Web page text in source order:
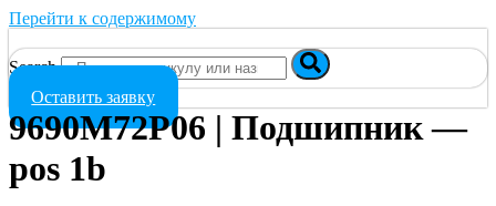
Перейти к содержимому
Search
Оставить заявку
9690M72P06 | Подшипник —
pos 1b